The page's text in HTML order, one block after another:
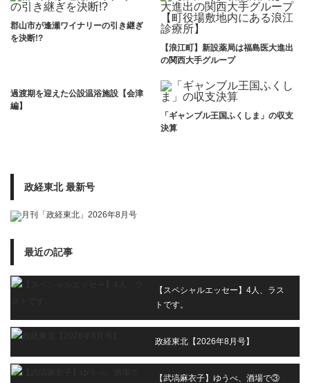
郡山市が逢瀬ワイナリーの引き継ぎ
を決断!?
【浪江町】新設薬局は福島医大進出
の関西大手グループ
過渡期を迎えた公設温浴施設【会津
編】
「ギャンブル王国ふくしま」の収支
決算
政経東北 最新号
最近の記事
【スペシャルエッセー】4人、ラス
トです。
政経東北【2026年8月号】
【武塙麻衣子】ゆうべ、酒場で③